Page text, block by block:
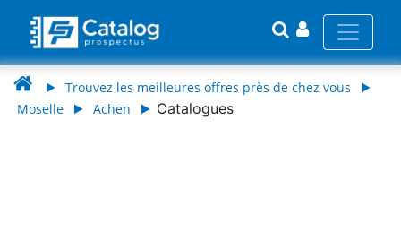
Trouvez les meilleures offres près de chez vous
Moselle
Achen Catalogues